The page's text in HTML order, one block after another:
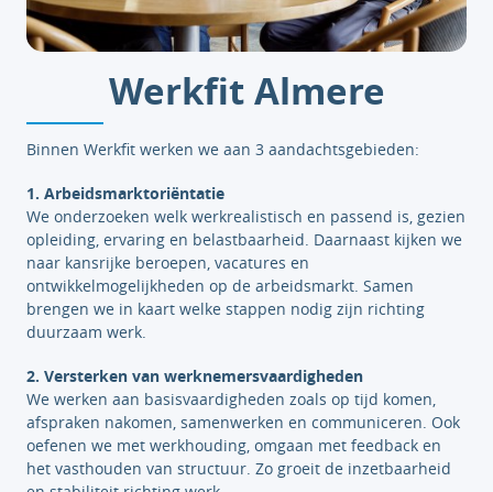
Werkfit Almere
Binnen Werkfit werken we aan 3 aandachtsgebieden:
1. Arbeidsmarktoriëntatie
We onderzoeken welk werkrealistisch en passend is, gezien
opleiding, ervaring en belastbaarheid. Daarnaast kijken we
naar kansrijke beroepen, vacatures en
ontwikkelmogelijkheden op de arbeidsmarkt. Samen
brengen we in kaart welke stappen nodig zijn richting
duurzaam werk.
2. Versterken van werknemersvaardigheden
We werken aan basisvaardigheden zoals op tijd komen,
afspraken nakomen, samenwerken en communiceren. Ook
oefenen we met werkhouding, omgaan met feedback en
het vasthouden van structuur. Zo groeit de inzetbaarheid